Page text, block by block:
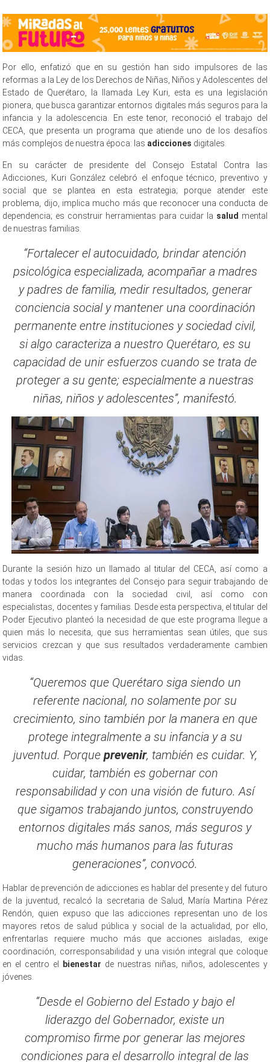
Por ello, enfatizó que en su gestión han sido impulsores de las
reformas a la Ley de los Derechos de Niñas, Niños y Adolescentes del
Estado de Querétaro, la llamada Ley Kuri, esta es una legislación
pionera, que busca garantizar entornos digitales más seguros para la
infancia y la adolescencia. En este tenor, reconoció el trabajo del
CECA, que presenta un programa que atiende uno de los desafíos
más complejos de nuestra época: las adicciones digitales.
En su carácter de presidente del Consejo Estatal Contra las
Adicciones, Kuri González celebró el enfoque técnico, preventivo y
social que se plantea en esta estrategia; porque atender este
problema, dijo, implica mucho más que reconocer una conducta de
dependencia; es construir herramientas para cuidar la salud mental
de nuestras familias.
“Fortalecer el autocuidado, brindar atención
psicológica especializada, acompañar a madres
y padres de familia, medir resultados, generar
conciencia social y mantener una coordinación
permanente entre instituciones y sociedad civil,
si algo caracteriza a nuestro Querétaro, es su
capacidad de unir esfuerzos cuando se trata de
proteger a su gente; especialmente a nuestras
niñas, niños y adolescentes”, manifestó.
Durante la sesión hizo un llamado al titular del CECA, así como a
todas y todos los integrantes del Consejo para seguir trabajando de
manera coordinada con la sociedad civil, así como con
especialistas, docentes y familias. Desde esta perspectiva, el titular del
Poder Ejecutivo planteó la necesidad de que este programa llegue a
quien más lo necesita, que sus herramientas sean útiles, que sus
servicios crezcan y que sus resultados verdaderamente cambien
vidas.
“Queremos que Querétaro siga siendo un
referente nacional, no solamente por su
crecimiento, sino también por la manera en que
protege integralmente a su infancia y a su
juventud. Porque prevenir, también es cuidar. Y,
cuidar, también es gobernar con
responsabilidad y con una visión de futuro. Así
que sigamos trabajando juntos, construyendo
entornos digitales más sanos, más seguros y
mucho más humanos para las futuras
generaciones”, convocó.
Hablar de prevención de adicciones es hablar del presente y del futuro
de la juventud, recalcó la secretaria de Salud, María Martina Pérez
Rendón, quien expuso que las adicciones representan uno de los
mayores retos de salud pública y social de la actualidad, por ello,
enfrentarlas requiere mucho más que acciones aisladas, exige
coordinación, corresponsabilidad y una visión integral que coloque
en el centro el
bienestar de nuestras niñas, niños, adolescentes y
jóvenes.
“Desde el Gobierno del Estado y bajo el
liderazgo del Gobernador, existe un
compromiso firme por generar las mejores
condiciones para el desarrollo integral de las